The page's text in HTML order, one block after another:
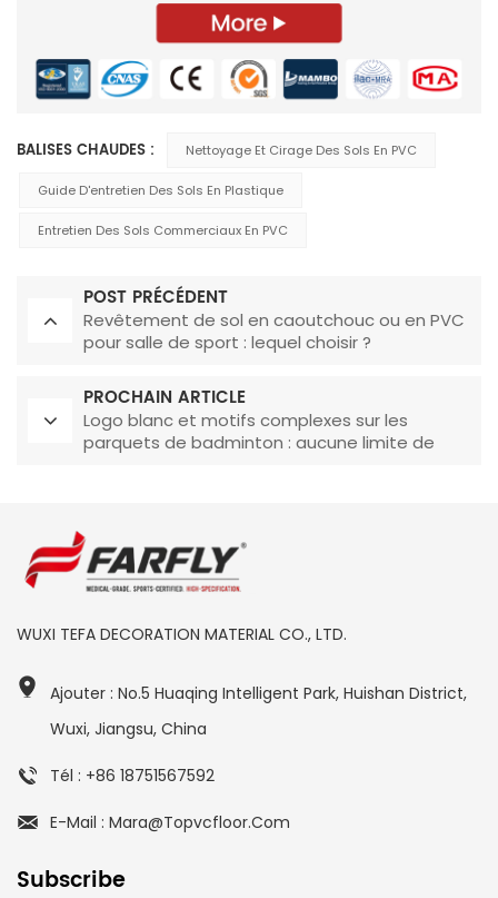
BALISES CHAUDES : Nettoyage Et Cirage Des Sols En PVC
Guide D'entretien Des Sols En Plastique
Entretien Des Sols Commerciaux En PVC
POST PRÉCÉDENT
Revêtement de sol en caoutchouc ou en PVC
pour salle de sport : lequel choisir ?
PROCHAIN ARTICLE
Logo blanc et motifs complexes sur les
parquets de badminton : aucune limite de
WUXI TEFA DECORATION MATERIAL CO., LTD.
Ajouter : No.5 Huaqing Intelligent Park, Huishan District,
Wuxi, Jiangsu, China
Tél : +86 18751567592
E-Mail : Mara@topvcfloor.com
Subscribe